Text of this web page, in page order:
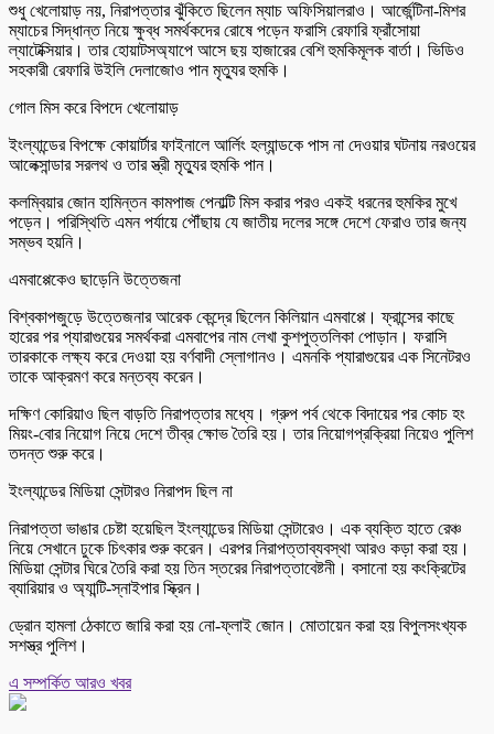
শুধু খেলোয়াড় নয়, নিরাপত্তার ঝুঁকিতে ছিলেন ম্যাচ অফিসিয়ালরাও। আর্জেন্টিনা-মিশর
ম্যাচের সিদ্ধান্ত নিয়ে ক্ষুব্ধ সমর্থকদের রোষে পড়েন ফরাসি রেফারি ফ্রাঁসোয়া
ল্যাটেক্সিয়ার। তার হোয়াটসঅ্যাপে আসে ছয় হাজারের বেশি হুমকিমূলক বার্তা। ভিডিও
সহকারী রেফারি উইলি দেলাজোও পান মৃত্যুর হুমকি।
গোল মিস করে বিপদে খেলোয়াড়
ইংল্যান্ডের বিপক্ষে কোয়ার্টার ফাইনালে আর্লিং হল্যান্ডকে পাস না দেওয়ার ঘটনায় নরওয়ের
আলেক্সান্ডার সরলথ ও তার স্ত্রী মৃত্যুর হুমকি পান।
কলম্বিয়ার জোন হামিন্তন কামপাজ পেনাল্টি মিস করার পরও একই ধরনের হুমকির মুখে
পড়েন। পরিস্থিতি এমন পর্যায়ে পৌঁছায় যে জাতীয় দলের সঙ্গে দেশে ফেরাও তার জন্য
সম্ভব হয়নি।
এমবাপ্পেকেও ছাড়েনি উত্তেজনা
বিশ্বকাপজুড়ে উত্তেজনার আরেক কেন্দ্রে ছিলেন কিলিয়ান এমবাপ্পে। ফ্রান্সের কাছে
হারের পর প্যারাগুয়ের সমর্থকরা এমবাপের নাম লেখা কুশপুত্তলিকা পোড়ান। ফরাসি
তারকাকে লক্ষ্য করে দেওয়া হয় বর্ণবাদী স্লোগানও। এমনকি প্যারাগুয়ের এক সিনেটরও
তাকে আক্রমণ করে মন্তব্য করেন।
দক্ষিণ কোরিয়াও ছিল বাড়তি নিরাপত্তার মধ্যে। গ্রুপ পর্ব থেকে বিদায়ের পর কোচ হং
মিয়ং-বোর নিয়োগ নিয়ে দেশে তীব্র ক্ষোভ তৈরি হয়। তার নিয়োগপ্রক্রিয়া নিয়েও পুলিশ
তদন্ত শুরু করে।
ইংল্যান্ডের মিডিয়া সেন্টারও নিরাপদ ছিল না
নিরাপত্তা ভাঙার চেষ্টা হয়েছিল ইংল্যান্ডের মিডিয়া সেন্টারেও। এক ব্যক্তি হাতে রেঞ্চ
নিয়ে সেখানে ঢুকে চিৎকার শুরু করেন। এরপর নিরাপত্তাব্যবস্থা আরও কড়া করা হয়।
মিডিয়া সেন্টার ঘিরে তৈরি করা হয় তিন স্তরের নিরাপত্তাবেষ্টনী। বসানো হয় কংক্রিটের
ব্যারিয়ার ও অ্যান্টি-স্নাইপার স্ক্রিন।
ড্রোন হামলা ঠেকাতে জারি করা হয় নো-ফ্লাই জোন। মোতায়েন করা হয় বিপুলসংখ্যক
সশস্ত্র পুলিশ।
এ সম্পর্কিত আরও খবর